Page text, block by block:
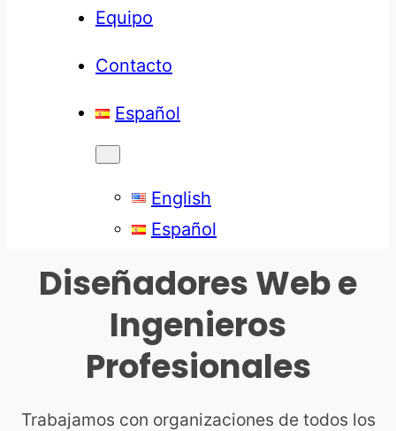
Equipo
Contacto
Español
English
Español
Diseñadores Web e
Ingenieros
Profesionales
Trabajamos con organizaciones de todos los